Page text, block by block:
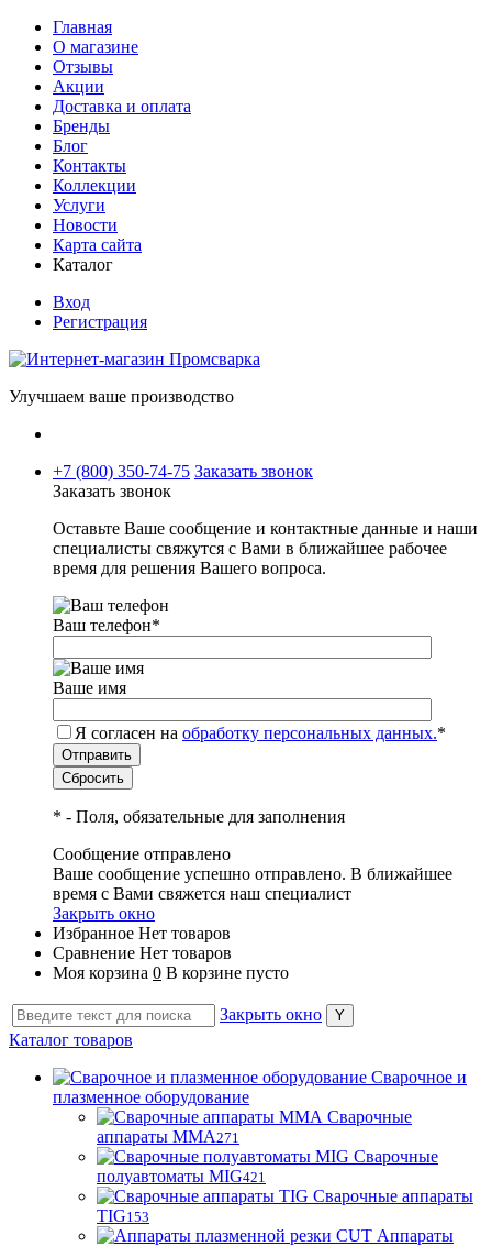
Главная
О магазине
Отзывы
Акции
Доставка и оплата
Бренды
Блог
Контакты
Коллекции
Услуги
Новости
Карта сайта
Каталог
Вход
Регистрация
Улучшаем ваше производство
+7 (800) 350-74-75 Заказать звонок
Заказать звонок
Оставьте Ваше сообщение и контактные данные и наши
специалисты свяжутся с Вами в ближайшее рабочее
время для решения Вашего вопроса.
Ваш телефон*
Ваше имя
Я согласен на обработку персональных данных.*
* - Поля, обязательные для заполнения
Сообщение отправлено
Ваше сообщение успешно отправлено. В ближайшее
время с Вами свяжется наш специалист
Закрыть окно
Избранное Нет товаров
Сравнение Нет товаров
Моя корзина 0 В корзине пусто
Закрыть окно
Каталог товаров
Сварочное и
плазменное оборудование
Сварочные
аппараты MMA271
Сварочные
полуавтоматы MIG421
Сварочные аппараты
TIG153
Аппараты